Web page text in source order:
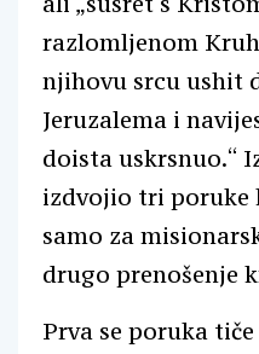
razlomljenom
njihovu srcu ushit
Jeruzalema i
doista uskrsnuo.“
izdvojio tri poruke
samo za
drugo prenošenje
Prva se poruka